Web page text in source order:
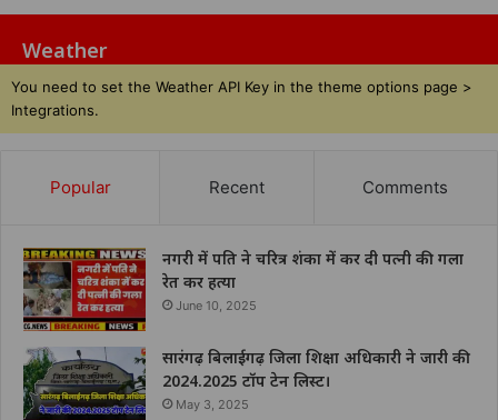
Weather
You need to set the Weather API Key in the theme options page >
Integrations.
Popular Recent Comments
नगरी में पति ने चरित्र शंका में कर दी पत्नी की गला
रेत कर हत्या
June 10, 2025
सारंगढ़ बिलाईगढ़ जिला शिक्षा अधिकारी ने जारी की
2024.2025 टॉप टेन लिस्ट।
May 3, 2025